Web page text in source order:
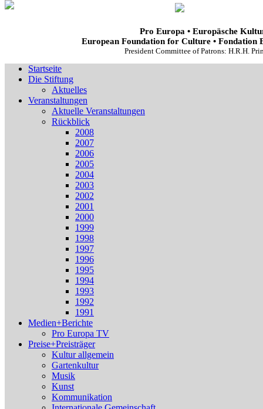
Pro Europa • Europäsche
European Foundation for Culture • Fondation
President Committee of Patrons: H.R.H.
Startseite
Die Stiftung
Aktuelles
Veranstaltungen
Aktuelle Veranstaltungen
Rückblick
2008
2007
2006
2005
2004
2003
2002
2001
2000
1999
1998
1997
1996
1995
1994
1993
1992
1991
Medien+Berichte
Pro Europa TV
Preise+Preisträger
Kultur allgemein
Gartenkultur
Musik
Kunst
Kommunikation